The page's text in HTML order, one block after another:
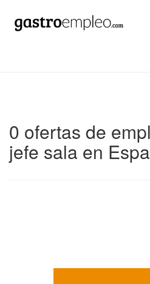
0 ofertas de
jefe sala en